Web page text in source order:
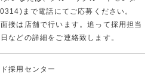
まで電話にてご応募ください。
接は店舗で行います。追って採用担当
などの詳細をご連絡致します。
採用センター